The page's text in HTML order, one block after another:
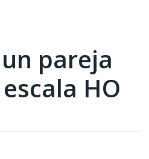
pareja
HO